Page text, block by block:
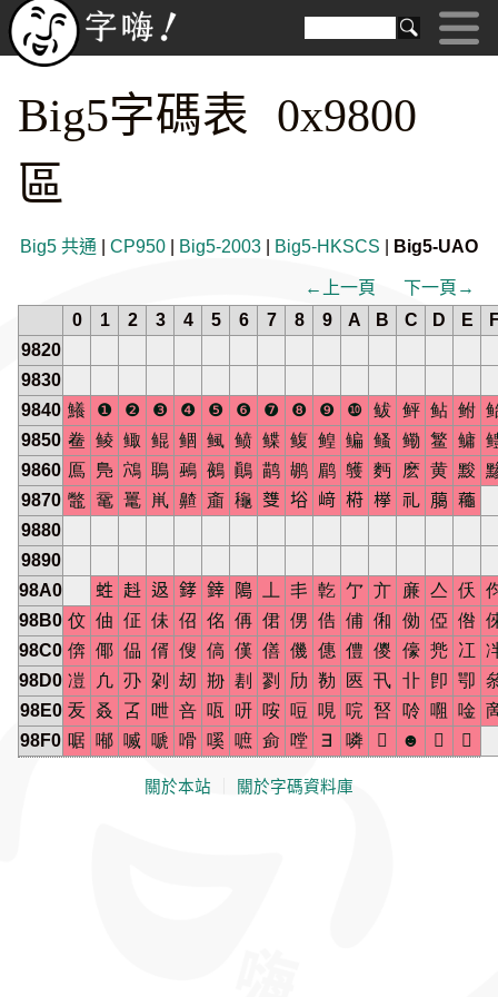
Big5字碼表 0x9800
區
Big5 共通 CP950 Big5-2003 Big5-HKSCS Big5-UAO
←上一頁
下一頁→
0
1 2 3 4 5 6 7 8 9 A B C D E
9820
9830
9840 鱶 ❶ ❷ ❸ ❹ ❺ ❻ ❼ ❽ ❾ ❿ 鲅 鲆 鲇 鲋
9850 鲞 鲮 鲰 鲲 鲴 鲺 鲼 鲽 鳆 鳇 鳊 鳋 鳓 鳘 鳙
9860 鳫 鳬 鴪 鵈 鵐 鵺 鷆 鹋 鹕 鹛 鹱 麪 麽 黄 黢
9870 鼈 鼋 鼍 鼡 齄 齑 龝 﨎 﨏 﨑 﨓 﨔 礼 﨟 蘒
9880
9890
98A0
﨡 﨣 﨤 﨧 﨨 﨩 丯 亁 亇 亣 亷 亼 仸
98B0 伩 伷 佂 佅 佋 佲 侢 侰 侽 俈 俌 俰 俲 俹 倃
98C0 倴 倻 偘 偦 傁 傐 傼 僐 僟 僡 僼 儍 儫 兠 冮
98D0 凒 凢 刅 刴 刼 剙 剨 剹 劤 勌 匧 卂 卝 卽 卾
98E0 叐 叒 叾 呭 咅 咓 咞 咹 哣 哯 唍 唘 唥 唨 唫
98F0 啹 喐 喴 嗁 嗗 嗘 嗻 侴 嘡 ∃ 噒  ☻  
關於本站 關於字碼資料庫